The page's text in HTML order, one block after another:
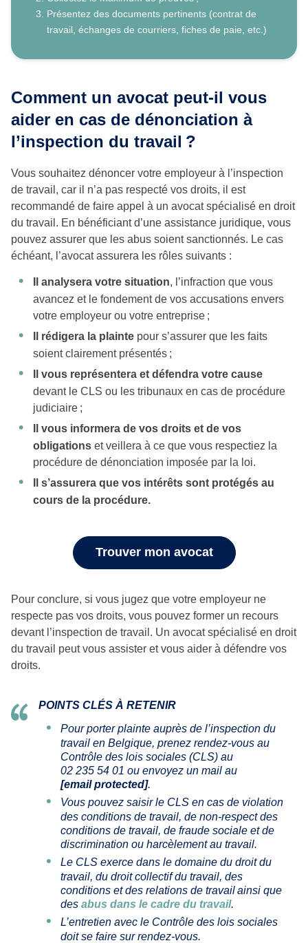
Présentez des documents pertinents (contrat de
travail, échanges de courriers, fiches de paie, etc.)
Comment un avocat peut-il vous
aider en cas de dénonciation à
l’inspection du travail ?
Vous souhaitez dénoncer votre employeur à l’inspection
de travail, car il n’a pas respecté vos droits, il est
recommandé de faire appel à un avocat spécialisé en droit
du travail. En bénéficiant d’une assistance juridique, vous
pouvez assurer que les abus soient sanctionnés. Le cas
échéant, l’avocat assurera les rôles suivants :
Il analysera votre situation, l’infraction que vous
avancez et le fondement de vos accusations envers
votre employeur ou votre entreprise ;
Il rédigera la plainte pour s’assurer que les faits
soient clairement présentés ;
Il vous représentera et défendra votre cause
devant le CLS ou les tribunaux en cas de procédure
judiciaire ;
Il vous informera de vos droits et de vos
obligations et veillera à ce que vous respectiez la
procédure de dénonciation imposée par la loi.
Il s’assurera que vos intérêts sont protégés au
cours de la procédure.
Trouver mon avocat
Pour conclure, si vous jugez que votre employeur ne
respecte pas vos droits, vous pouvez former un recours
devant l’inspection de travail. Un avocat spécialisé en droit
du travail peut vous assister et vous aider à défendre vos
droits.
POINTS CLÉS À RETENIR
Pour porter plainte auprès de l’inspection du
travail en Belgique, prenez rendez-vous au
Contrôle des lois sociales (CLS) au
02 235 54 01 ou envoyez un mail au
[email protected].
Vous pouvez saisir le CLS en cas de violation
des conditions de travail, de non-respect des
conditions de travail, de fraude sociale et de
discrimination ou harcèlement au travail.
Le CLS exerce dans le domaine du droit du
travail, du droit collectif du travail, des
conditions et des relations de travail ainsi que
des abus dans le cadre du travail.
L’entretien avec le Contrôle des lois sociales
doit se faire sur rendez-vous.